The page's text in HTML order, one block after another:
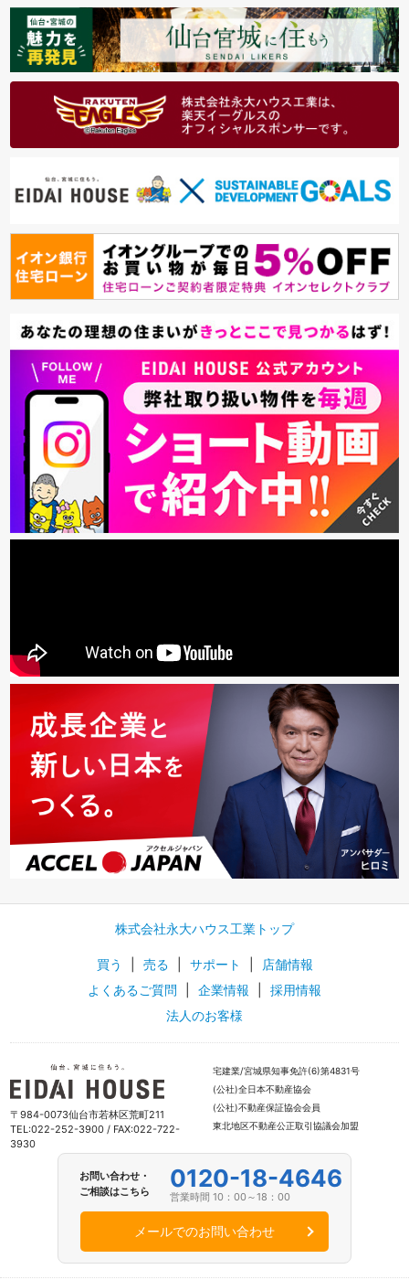
株式会社永大ハウス工業トップ
買う 売る サポート
店舗情報
よくあるご質問
企業情報
採用情報
法人のお客様
〒984-0073仙台市若林区荒町211
TEL:022-252-3900 / FAX:022-722-
3930
宅建業/宮城県知事免許(6)第4831号
(公社)全日本不動産協会
(公社)不動産保証協会会員
東北地区不動産公正取引協議会加盟
お問い合わせ・
ご相談はこちら
0120-18-4646
営業時間 10：00～18：00
メールでのお問い合わせ